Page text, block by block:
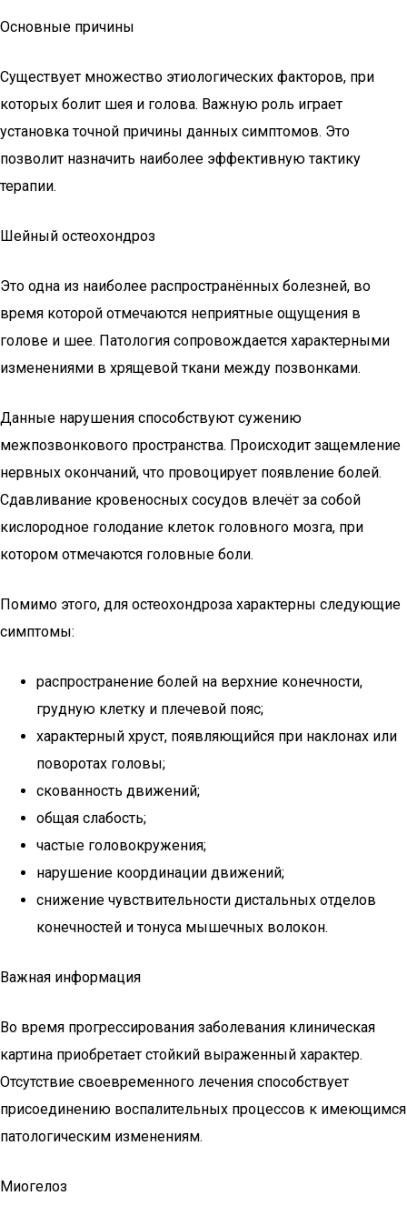
Основные причины
Существует множество этиологических факторов, при
которых болит шея и голова. Важную роль играет
установка точной причины данных симптомов. Это
позволит назначить наиболее эффективную тактику
терапии.
Шейный остеохондроз
Это одна из наиболее распространённых болезней, во
время которой отмечаются неприятные ощущения в
голове и шее. Патология сопровождается характерными
изменениями в хрящевой ткани между позвонками.
Данные нарушения способствуют сужению
межпозвонкового пространства. Происходит защемление
нервных окончаний, что провоцирует появление болей.
Сдавливание кровеносных сосудов влечёт за собой
кислородное голодание клеток головного мозга, при
котором отмечаются головные боли.
Помимо этого, для остеохондроза характерны следующие
симптомы:
распространение болей на верхние конечности,
грудную клетку и плечевой пояс;
характерный хруст, появляющийся при наклонах или
поворотах головы;
скованность движений;
общая слабость;
частые головокружения;
нарушение координации движений;
снижение чувствительности дистальных отделов
конечностей и тонуса мышечных волокон.
Важная информация
Во время прогрессирования заболевания клиническая
картина приобретает стойкий выраженный характер.
Отсутствие своевременного лечения способствует
присоединению воспалительных процессов к имеющимся
патологическим изменениям.
Миогелоз